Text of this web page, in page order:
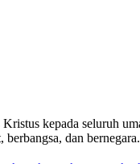
kepada seluruh
dan bernegara.